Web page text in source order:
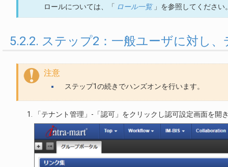
ロールについては、「 ロール一覧」を参照してください
5.2.2. ステップ2：一般ユーザに対し
注意
ステップ1の続きでハンズオンを行います。
「テナント管理」-「認可」をクリックし認可設定画面を開